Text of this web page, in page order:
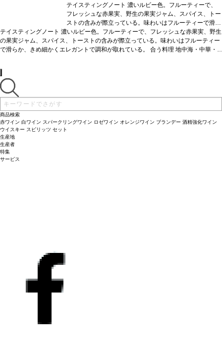
テイスティングノート濃いルビー色。フルーティーで、
フレッシュな赤果実、野生の果実ジャム、スパイス、トー
ストの含みが際立っている。味わいはフルーティーで滑ら
か、きめ細かくエレガントで調和が取れている。合う料
理地中海・中華・インド・アフリカ料理、ソフトチー
ズ、魚、白身肉、赤身肉葡萄品種40% アルフロシェイ
テイスティングノート 濃いルビー色。フルーティーで、フレッシュな赤果実、野生
の果実ジャム、スパイス、トーストの含みが際立っている。味わいはフルーティー
で滑らか、きめ細かくエレガントで調和が取れている。 合う料理 地中海・中華・
ロシェイロ、30% アラゴネス、30% トゥーリガ・ナショナル
庫切れの場合、在庫があり価格が同様の場合は自動的に次のヴィンテージに変更さ
れます、ご了承ください。
商品検索
赤ワイン 白ワイン スパークリングワイン ロゼワイン オレンジワイン ブランデー 酒精強化ワイン
ウイスキー スピリッツ セット
生産地
生産者
特集
サービス